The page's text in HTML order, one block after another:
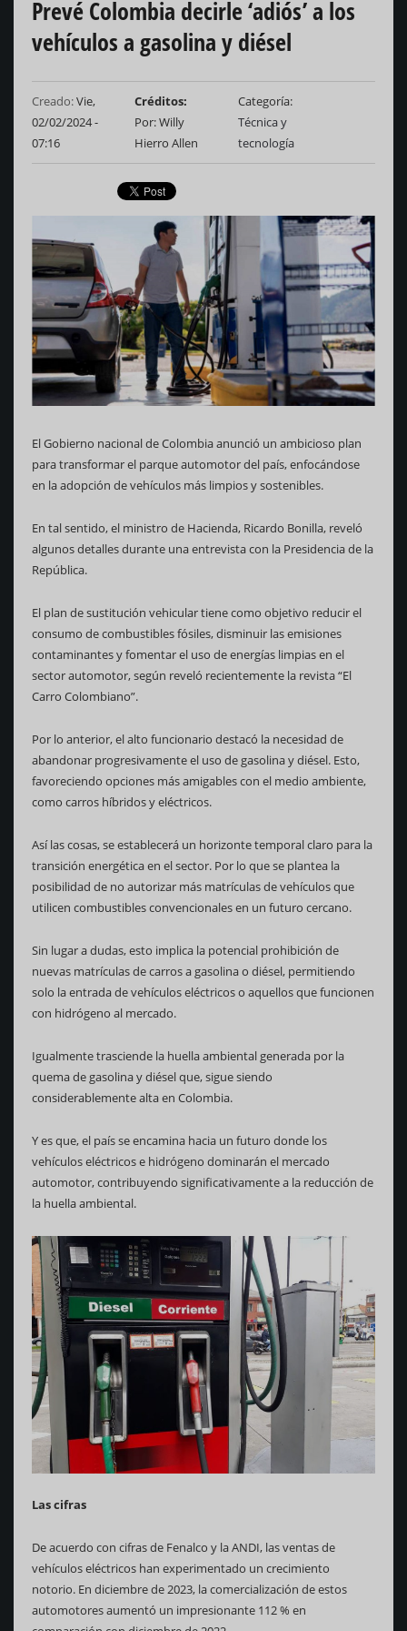
Prevé Colombia decirle ‘adiós’ a los
vehículos a gasolina y diésel
Creado:Vie,
02/02/2024 -
07:16
Créditos
Por: Willy
Hierro Allen
Categoría
Técnica y
tecnología
El Gobierno nacional de Colombia anunció un ambicioso plan
para transformar el parque automotor del país, enfocándose
en la adopción de vehículos más limpios y sostenibles.
En tal sentido, el ministro de Hacienda, Ricardo Bonilla, reveló
algunos detalles durante una entrevista con la Presidencia de la
República.
El plan de sustitución vehicular tiene como objetivo reducir el
consumo de combustibles fósiles, disminuir las emisiones
contaminantes y fomentar el uso de energías limpias en el
sector automotor, según reveló recientemente la revista “El
Carro Colombiano”.
Por lo anterior, el alto funcionario destacó la necesidad de
abandonar progresivamente el uso de gasolina y diésel. Esto,
favoreciendo opciones más amigables con el medio ambiente,
como carros híbridos y eléctricos.
Así las cosas, se establecerá un horizonte temporal claro para la
transición energética en el sector. Por lo que se plantea la
posibilidad de no autorizar más matrículas de vehículos que
utilicen combustibles convencionales en un futuro cercano.
Sin lugar a dudas, esto implica la potencial prohibición de
nuevas matrículas de carros a gasolina o diésel, permitiendo
solo la entrada de vehículos eléctricos o aquellos que funcionen
con hidrógeno al mercado.
Igualmente trasciende la huella ambiental generada por la
quema de gasolina y diésel que, sigue siendo
considerablemente alta en Colombia.
Y es que, el país se encamina hacia un futuro donde los
vehículos eléctricos e hidrógeno dominarán el mercado
automotor, contribuyendo significativamente a la reducción de
la huella ambiental.
Las cifras
De acuerdo con cifras de Fenalco y la ANDI, las ventas de
vehículos eléctricos han experimentado un crecimiento
notorio. En diciembre de 2023, la comercialización de estos
automotores aumentó un impresionante 112 % en